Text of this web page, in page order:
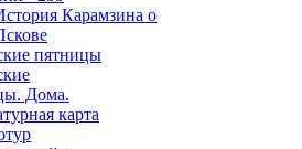
Карамзина о
пятницы
Дома.
карта